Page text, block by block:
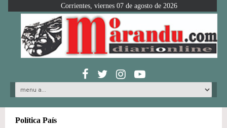
Corrientes, viernes 07 de agosto de 2026
Política País